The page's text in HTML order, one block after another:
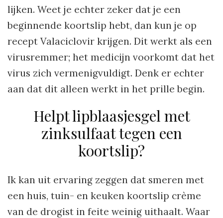
lijken. Weet je echter zeker dat je een
beginnende koortslip hebt, dan kun je op
recept Valaciclovir krijgen. Dit werkt als een
virusremmer; het medicijn voorkomt dat het
virus zich vermenigvuldigt. Denk er echter
aan dat dit alleen werkt in het prille begin.
Helpt lipblaasjesgel met
zinksulfaat tegen een
koortslip?
Ik kan uit ervaring zeggen dat smeren met
een huis, tuin- en keuken koortslip crème
van de drogist in feite weinig uithaalt. Waar